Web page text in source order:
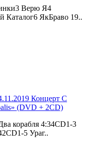
Верю Я4
Каталог6 ЯкБраво 19..
Концерт С
(DVD + 2CD)
корабля 4:34CD1-3
5 Ураг..